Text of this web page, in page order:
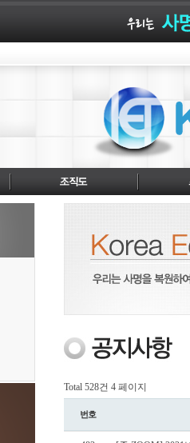
Total 528건 4 페이지
번호